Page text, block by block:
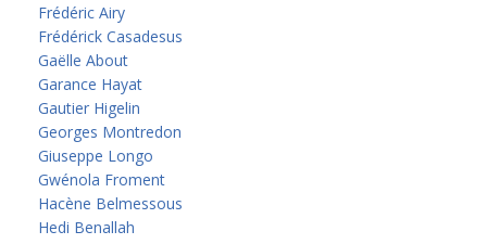
Frédéric Airy
Frédérick Casadesus
Gaëlle About
Garance Hayat
Gautier Higelin
Georges Montredon
Giuseppe Longo
Gwénola Froment
Hacène Belmessous
Hedi Benallah